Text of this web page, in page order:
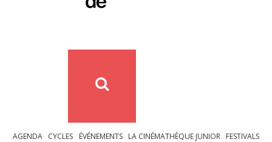
AGENDA CYCLES ÉVÉNEMENTS LA CINÉMATHÈQUE JUNIOR FESTIVALS